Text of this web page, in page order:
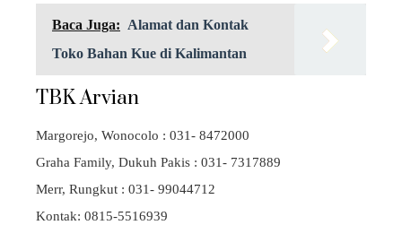
Baca Juga: Alamat dan Kontak
Toko Bahan Kue di Kalimantan
TBK Arvian
Margorejo, Wonocolo : 031- 8472000
Graha Family, Dukuh Pakis : 031- 7317889
Merr, Rungkut : 031- 99044712
Kontak: 0815-5516939